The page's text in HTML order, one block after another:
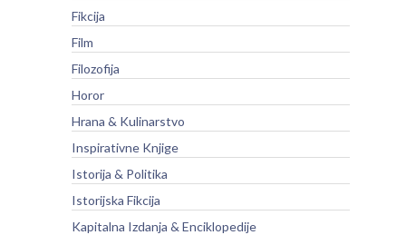
Fikcija
Film
Filozofija
Horor
Hrana & Kulinarstvo
Inspirativne Knjige
Istorija & Politika
Istorijska Fikcija
Kapitalna Izdanja & Enciklopedije